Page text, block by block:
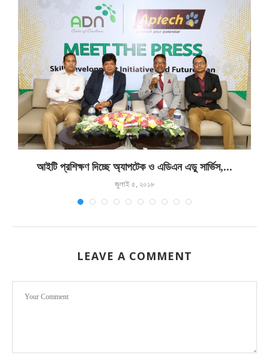
আইটি প্রশিক্ষণ দিচ্ছে অ্যাপটেক ও এডিএন এডু সার্ভিস,...
জুলাই ৫, ২০১৮
LEAVE A COMMENT